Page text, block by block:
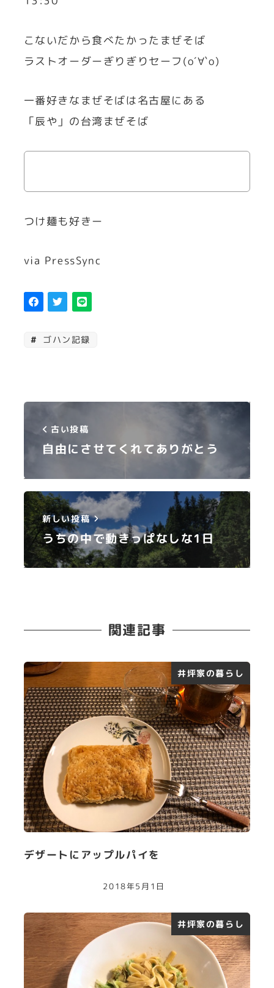
こないだから食べたかったまぜそば
ラストオーダーぎりぎりセーフ(о´∀`о)
一番好きなまぜそばは名古屋にある
「辰や」の台湾まぜそば
つけ麺も好きー
via PressSync
ゴハン記録
古い投稿
自由にさせてくれてありがとう
新しい投稿
うちの中で動きっぱなしな1日
関連記事
井坪家の暮らし
デザートにアップルパイを
2018年5月1日
井坪家の暮らし